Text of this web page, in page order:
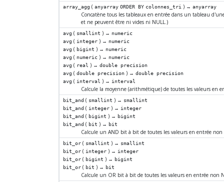
array_agg (anyarray ORDER BY colonnes_tri ) →anyarray
Concatène tous les tableaux en entrée dans un tableau
et ne peuvent être ni vides ni NULL.)
avg ( smallint ) → numeric
avg (integer ) → numeric
avg ( bigint ) → numeric
avg ( numeric ) → numeric
avg ( real ) →double precision
avg (double precision ) →double precision
avg (interval ) →interval
Calcule la moyenne (arithmétique) de toutes les valeurs en
bit_and ( smallint ) → smallint
bit_and (integer ) →integer
bit_and ( bigint ) → bigint
bit_and ( bit ) → bit
Calcule un AND bit à bit de toutes les valeurs en entrée non
bit_or ( smallint ) → smallint
bit_or (integer ) →integer
bit_or ( bigint ) → bigint
bit_or ( bit ) → bit
Calcule un OR bit à bit de toutes les valeurs en entrée non